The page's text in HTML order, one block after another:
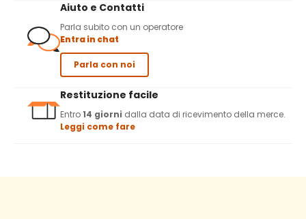
Aiuto e Contatti
Parla subito con un operatore
Entra in chat
Parla con noi
Restituzione facile
Entro14 giorni dalla data di ricevimento della merce.
Leggi come fare